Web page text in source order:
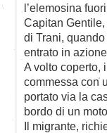
l’elemosina
Capitan
di Trani,
entrato in
A volto coperto,
commessa con
portato via la
bordo di un
Il migrante,